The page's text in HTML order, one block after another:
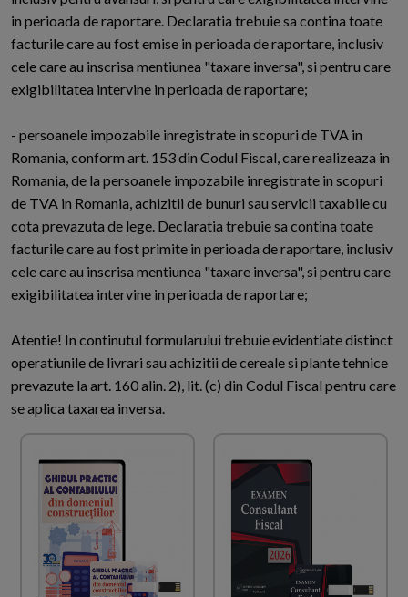
in perioada de raportare. Declaratia trebuie sa contina toate
facturile care au fost emise in perioada de raportare, inclusiv
cele care au inscrisa mentiunea "taxare inversa", si pentru care
exigibilitatea intervine in perioada de raportare;
- persoanele impozabile inregistrate in scopuri de TVA in
Romania, conform art. 153 din Codul Fiscal, care realizeaza in
Romania, de la persoanele impozabile inregistrate in scopuri
de TVA in Romania, achizitii de bunuri sau servicii taxabile cu
cota prevazuta de lege. Declaratia trebuie sa contina toate
facturile care au fost primite in perioada de raportare, inclusiv
cele care au inscrisa mentiunea "taxare inversa", si pentru care
exigibilitatea intervine in perioada de raportare;
Atentie! In continutul formularului trebuie evidentiate distinct
operatiunile de livrari sau achizitii de cereale si plante tehnice
prevazute la art. 160 alin. 2), lit. (c) din Codul Fiscal pentru care
se aplica taxarea inversa.